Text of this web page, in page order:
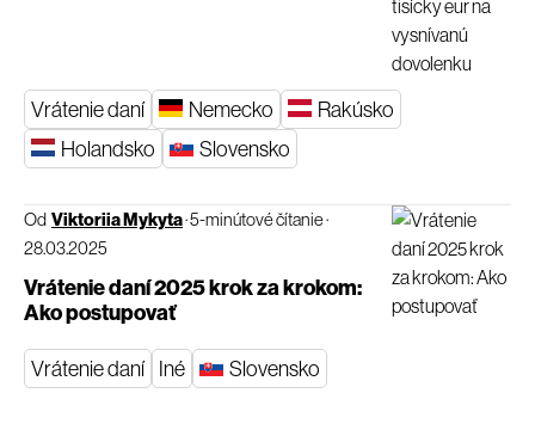
Vrátenie daní Nemecko
Rakúsko
Holandsko
Slovensko
Od Viktoriia Mykyta·5-minútové čítanie·
28.03.2025
Vrátenie daní 2025 krok za krokom:
Ako postupovať
Vrátenie daní Iné Slovensko